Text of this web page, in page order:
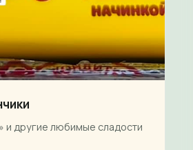
и другие любимые сладости